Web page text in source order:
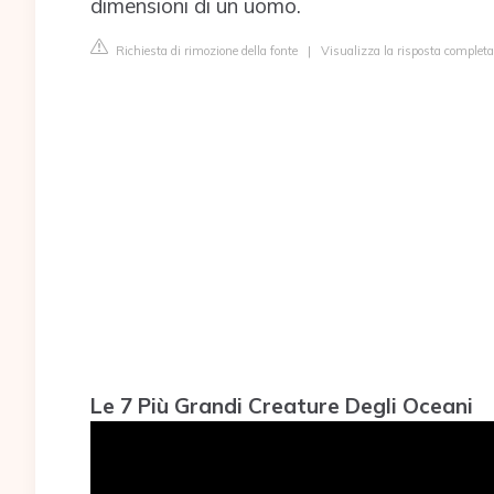
dimensioni di un uomo.
Richiesta di rimozione della fonte | Visualizza la risposta
Le 7 Più Grandi Creature Degli Oceani